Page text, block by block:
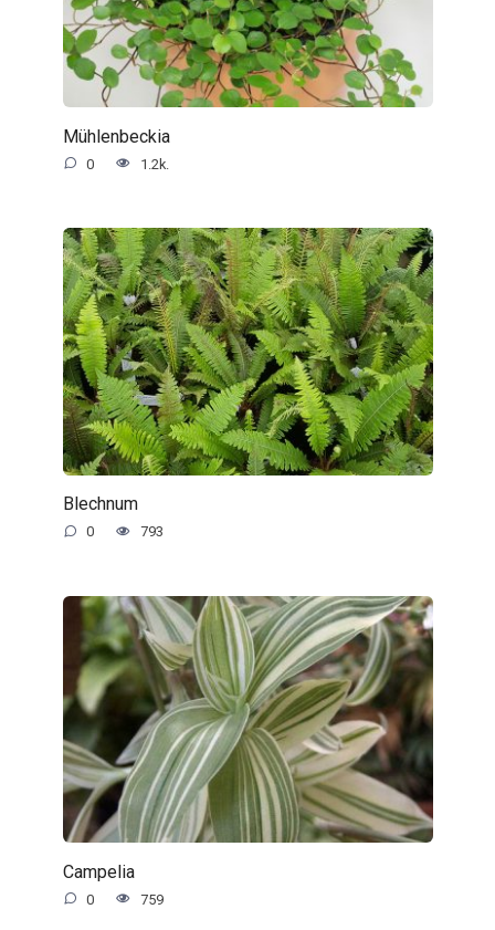
Mühlenbeckia
0 1.2k.
Blechnum
0 793
Campelia
0 759